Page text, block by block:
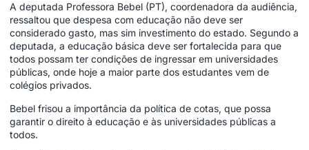
A deputada Professora Bebel (PT), coordenadora da audiência,
ressaltou que despesa com educação não deve ser
considerado gasto, mas sim investimento do estado. Segundo a
deputada, a educação básica deve ser fortalecida para que
todos possam ter condições de ingressar em universidades
públicas, onde hoje a maior parte dos estudantes vem de
colégios privados.
Bebel frisou a importância da política de cotas, que possa
garantir o direito à educação e às universidades públicas a
todos.